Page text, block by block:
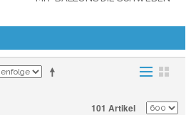
101 Artikel